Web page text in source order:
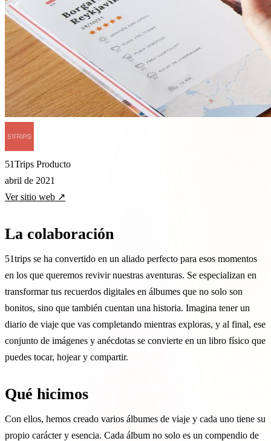
51Trips Producto
abril de 2021
Ver sitio web ↗
La colaboración
51trips se ha convertido en un aliado perfecto para esos momentos
en los que queremos revivir nuestras aventuras. Se especializan en
transformar tus recuerdos digitales en álbumes que no solo son
bonitos, sino que también cuentan una historia. Imagina tener un
diario de viaje que vas completando mientras exploras, y al final, ese
conjunto de imágenes y anécdotas se convierte en un libro físico que
puedes tocar, hojear y compartir.
Qué hicimos
Con ellos, hemos creado varios álbumes de viaje y cada uno tiene su
propio carácter y esencia. Cada álbum no solo es un compendio de